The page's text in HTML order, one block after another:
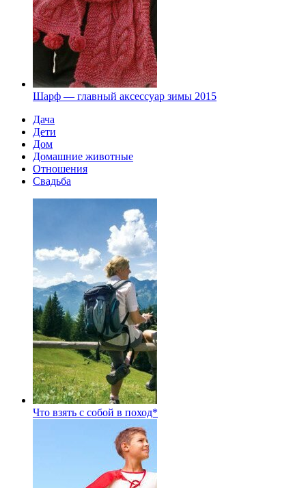
Шарф — главный аксессуар зимы 2015
Дача
Дети
Дом
Домашние животные
Отношения
Свадьба
Что взять с собой в поход*